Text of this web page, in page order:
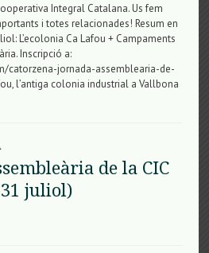
Integral Catalana. Us fem
i totes relacionades! Resum en
L’ecolonia Ca Lafou + Campaments
Inscripció a:
catorzena-jornada-assemblearia-de-
l’antiga colonia industrial a Vallbona
de la CIC
31 juliol)